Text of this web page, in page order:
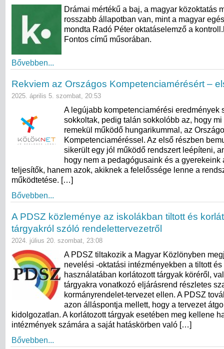
Drámai mértékű a baj, a magyar közoktatás
rosszabb állapotban van, mint a magyar
mondta Radó Péter oktatáselemző a
Fontos című műsorában.
Bővebben...
Rekviem az Országos Kompetenciamérésért –
2025. április 5. szombat, 20:53
A legújabb kompetenciamérési eredmények
sokkoltak, pedig talán sokkolóbb az, hogy mi
remekül működő hungarikummal, az
Kompetenciaméréssel. Az első részben
sikerült egy jól működő rendszert leépíteni,
hogy nem a pedagógusaink és a gyerekeink
teljesítők, hanem azok, akiknek a felelőssége lenne a
működtetése. […]
Bővebben...
A PDSZ közleménye az iskolákban tiltott és
tárgyakról szóló rendelettervezetről
2024. július 20. szombat, 23:08
A PDSZ tiltakozik a Magyar Közlönyben
nevelési -oktatási intézményekben a tiltott és
használatában korlátozott tárgyak köréről,
tárgyakra vonatkozó eljárásrend részletes
kormányrendelet-tervezet ellen. A PDSZ
azon álláspontja mellett, hogy a tervezet
kidolgozatlan. A korlátozott tárgyak esetében meg kellene
intézmények számára a saját hatáskörben való […]
Bővebben...